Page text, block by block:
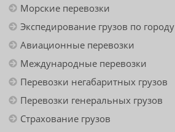
Морские перевозки
Экспедирование грузов по городу
Авиационные перевозки
Международные перевозки
Перевозки негабаритных грузов
Перевозки генеральных грузов
Страхование грузов